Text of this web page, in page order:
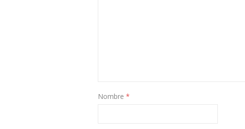
Nombre *